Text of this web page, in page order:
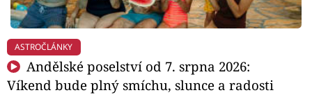
ASTROČLÁNKY
Andělské poselství od 7. srpna 2026:
Víkend bude plný smíchu, slunce a radosti